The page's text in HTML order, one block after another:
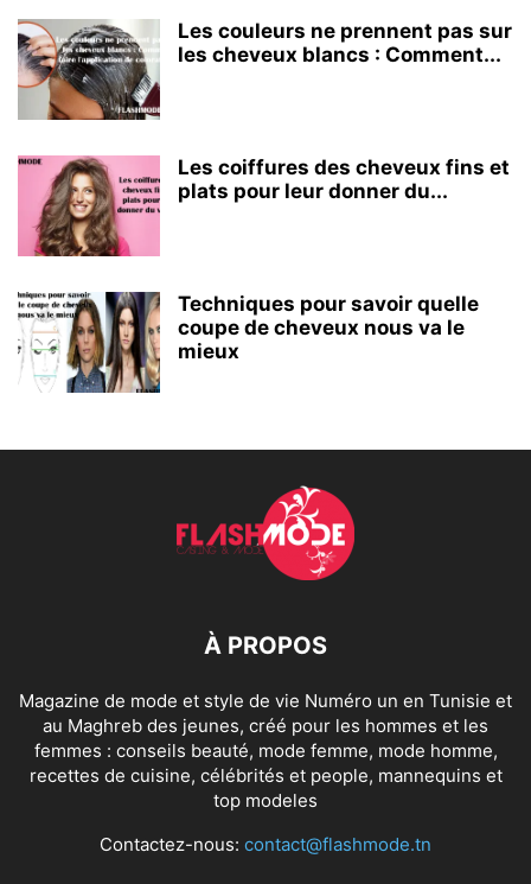
Les couleurs ne prennent pas sur
les cheveux blancs : Comment...
Les coiffures des cheveux fins et
plats pour leur donner du...
Techniques pour savoir quelle
coupe de cheveux nous va le
mieux
À PROPOS
Magazine de mode et style de vie Numéro un en Tunisie et
au Maghreb des jeunes, créé pour les hommes et les
femmes : conseils beauté, mode femme, mode homme,
recettes de cuisine, célébrités et people, mannequins et
top modeles
Contactez-nous: contact@flashmode.tn